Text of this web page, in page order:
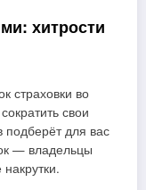
хитрости
страховки во
свои
подберёт для вас
— владельцы